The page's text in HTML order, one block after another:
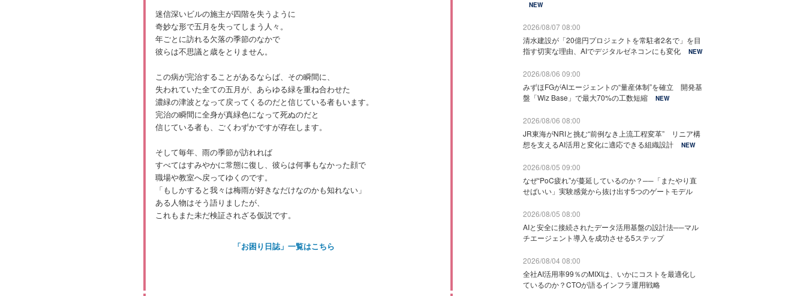
迷信深いビルの施主が四階を失うように
奇妙な形で五月を失ってしまう人々。
年ごとに訪れる欠落の季節のなかで
彼らは不思議と歳をとりません。
この病が完治することがあるならば、その瞬間に、
失われていた全ての五月が、あらゆる緑を重ね合わせた
濃緑の津波となって戻ってくるのだと信じている者もいます。
完治の瞬間に全身が真緑色になって死ぬのだと
信じている者も、ごくわずかですが存在します。
そして毎年、雨の季節が訪れれば
すべてはすみやかに常態に復し、彼らは何事もなかった顔で
職場や教室へ戻ってゆくのです。
「もしかすると我々は梅雨が好きなだけなのかも知れない」
ある人物はそう語りましたが、
これもまた未だ検証されざる仮説です。
「お困り日誌」一覧はこちら
NEW
2026/08/07 08:00
清水建設が「20億円プロジェクトを常駐者2名で」を目
指す切実な理由、AIでデジタルゼネコンにも変化
NEW
2026/08/06 09:00
みずほFGがAIエージェントの“量産体制”を確立 開発基
盤「Wiz Base」で最大70%の工数短縮
NEW
2026/08/06 08:00
JR東海がNRIと挑む“前例なき上流工程変革” リニア構
想を支えるAI活用と変化に適応できる組織設計
NEW
2026/08/05 09:00
なぜ“PoC疲れ”が蔓延しているのか？──「またやり直
せばいい」実験感覚から抜け出す5つのゲートモデル
2026/08/05 08:00
AIと安全に接続されたデータ活用基盤の設計法──マル
チエージェント導入を成功させる5ステップ
2026/08/04 08:00
全社AI活用率99％のMIXIは、いかにコストを最適化し
ているのか？CTOが語るインフラ運用戦略